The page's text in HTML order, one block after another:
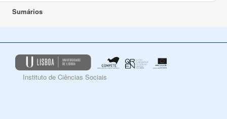
Sumários
Instituto de Ciências Sociais